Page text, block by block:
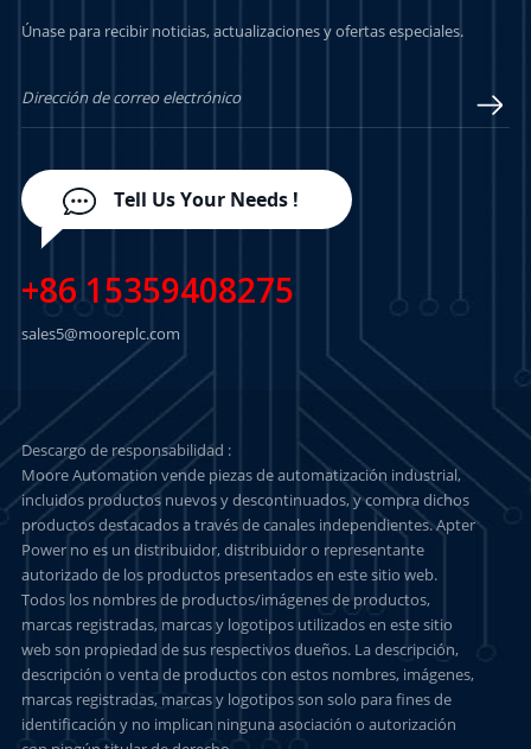
Únase para recibir noticias, actualizaciones y ofertas especiales.
Tell Us Your Needs !
+86 15359408275
sales5@mooreplc.com
Descargo de responsabilidad :
Moore Automation vende piezas de automatización industrial,
incluidos productos nuevos y descontinuados, y compra dichos
productos destacados a través de canales independientes. Apter
Power no es un distribuidor, distribuidor o representante
autorizado de los productos presentados en este sitio web.
Todos los nombres de productos/imágenes de productos,
marcas registradas, marcas y logotipos utilizados en este sitio
web son propiedad de sus respectivos dueños. La descripción,
descripción o venta de productos con estos nombres, imágenes,
marcas registradas, marcas y logotipos son solo para fines de
identificación y no implican ninguna asociación o autorización